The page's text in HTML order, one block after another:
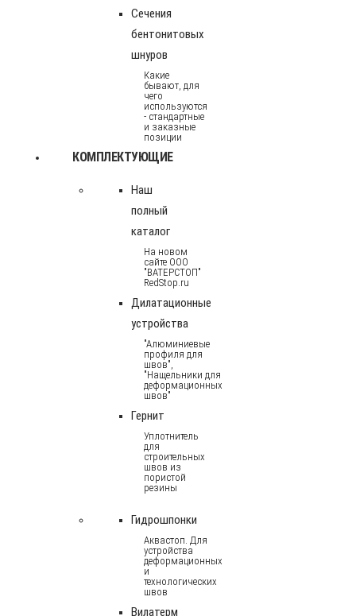
Сечения
бентонитовых
шнуров
Какие
бывают, для
чего
используются
- стандартные
и заказные
позиции
КОМПЛЕКТУЮЩИЕ
Наш
полный
каталог
На новом
сайте ООО
"ВАТЕРСТОП"
RedStop.ru
Дилатационные
устройства
"Алюминиевые
профиля для
швов",
"Нащельники для
деформационных
швов"
Гернит
Уплотнитель
для
строительных
швов из
пористой
резины
Гидрошпонки
Аквастоп. Для
устройства
деформационных
и
технологических
швов
Вилатерм